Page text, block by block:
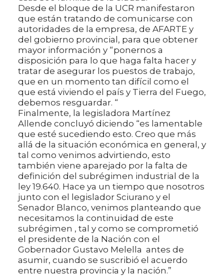
Desde el bloque de la UCR manifestaron
que están tratando de comunicarse con
autoridades de la empresa, de AFARTE y
del gobierno provincial, para que obtener
mayor información y “ponernos a
disposición para lo que haga falta hacer y
tratar de asegurar los puestos de trabajo,
que en un momento tan difícil como el
que está viviendo el país y Tierra del Fuego,
debemos resguardar. “
Finalmente, la legisladora Martínez
Allende concluyó diciendo “es lamentable
que esté sucediendo esto. Creo que más
allá de la situación económica en general, y
tal como venimos advirtiendo, esto
también viene aparejado por la falta de
definición del subrégimen industrial de la
ley 19.640. Hace ya un tiempo que nosotros
junto con el legislador Sciurano y el
Senador Blanco, venimos planteando que
necesitamos la continuidad de este
subrégimen , tal y como se comprometió
el presidente de la Nación con el
Gobernador Gustavo Melella antes de
asumir, cuando se suscribió el acuerdo
entre nuestra provincia y la nación.”